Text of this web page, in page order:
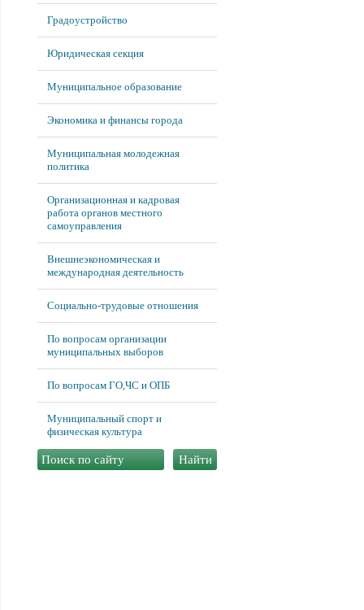
Градоустройство
Юридическая секция
Муниципальное образование
Экономика и финансы города
Муниципальная молодежная
политика
Организационная и кадровая
работа органов местного
самоуправления
Внешнеэкономическая и
международная деятельность
Социально-трудовые отношения
По вопросам организации
муниципальных выборов
По вопросам ГО,ЧС и ОПБ
Муниципальный спорт и
физическая культура